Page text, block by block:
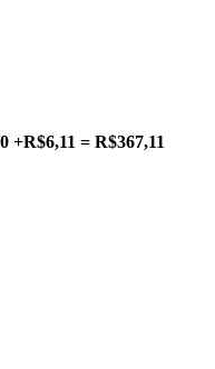
= R$367,11